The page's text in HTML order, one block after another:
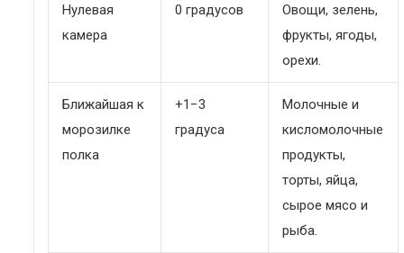
Нулевая
камера
0 градусов
Овощи, зелень,
фрукты, ягоды,
орехи.
Ближайшая к
морозилке
полка
+1−3
градуса
Молочные и
кисломолочные
продукты,
торты, яйца,
сырое мясо и
рыба.